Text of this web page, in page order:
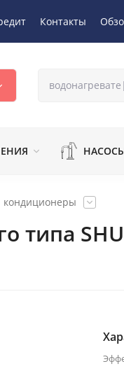
Контакты
кондиционеры
типа